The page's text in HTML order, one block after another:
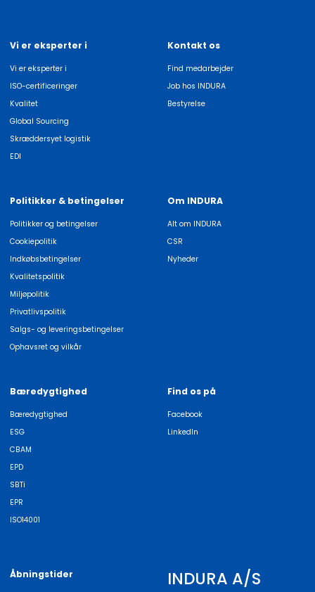
Vi er eksperter i
Vi er eksperter i
ISO-certificeringer
Kvalitet
Global Sourcing
Skræddersyet logistik
EDI
Kontakt os
Find medarbejder
Job hos INDURA
Bestyrelse
Politikker & betingelser
Politikker og betingelser
Cookiepolitik
Indkøbsbetingelser
Kvalitetspolitik
Miljøpolitik
Privatlivspolitik
Salgs- og leveringsbetingelser
Ophavsret og vilkår
Om INDURA
Alt om INDURA
CSR
Nyheder
Bæredygtighed
Bæredygtighed
ESG
CBAM
EPD
SBTi
EPR
ISO14001
Find os på
Facebook
LinkedIn
Åbningstider INDURA A/S